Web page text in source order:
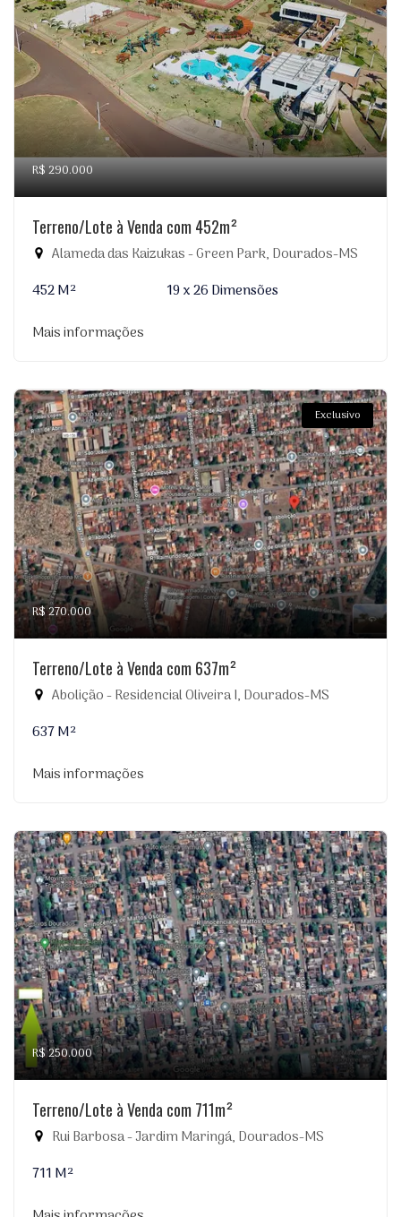
R$ 290.000
Terreno/Lote à Venda com 452m²
Alameda das Kaizukas - Green Park, Dourados-MS
452 M²
19 x 26 Dimensões
Mais informações
Exclusivo
R$ 270.000
Terreno/Lote à Venda com 637m²
Abolição - Residencial Oliveira I, Dourados-MS
637 M²
Mais informações
R$ 250.000
Terreno/Lote à Venda com 711m²
Rui Barbosa - Jardim Maringá, Dourados-MS
711 M²